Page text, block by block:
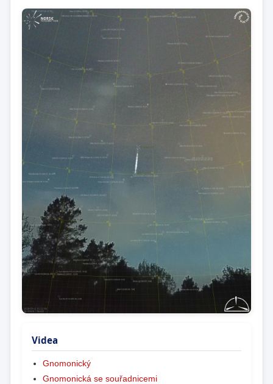
Videa
Gnomonický
Gnomonická se souřadnicemi